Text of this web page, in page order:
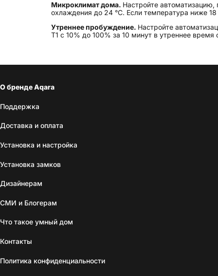
Микроклимат дома. Настройте
охлаждения до 24 °C. Если температура ниже
Утреннее пробуждение. Настройте
T1 с 10% до 100% за 10 минут в утреннее время
О бренде Aqara
Поддержка
Доставка и оплата
Установка и настройка
Установка замков
Дизайнерам
СМИ и Блогерам
Что такое умный дом
Контакты
Политика конфиденциальности